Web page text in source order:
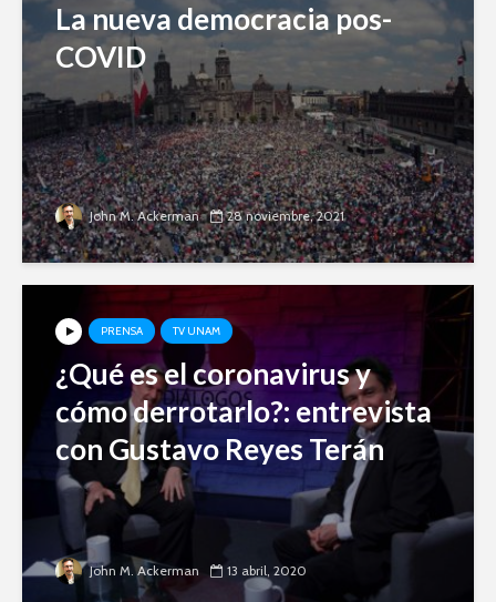
La nueva democracia pos-
COVID
John M. Ackerman 28 noviembre, 2021
PRENSA TV UNAM
¿Qué es el coronavirus y
cómo derrotarlo?: entrevista
con Gustavo Reyes Terán
John M. Ackerman 13 abril, 2020